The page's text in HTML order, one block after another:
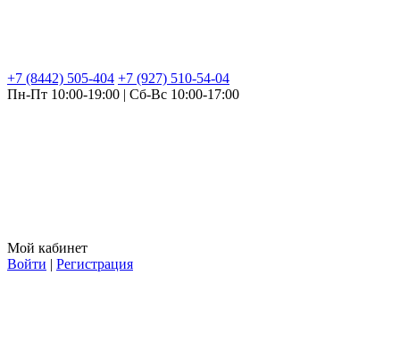
+7 (8442) 505-404 +7 (927) 510-54-04
Пн-Пт 10:00-19:00 | Сб-Вс 10:00-17:00
Мой кабинет
Войти | Регистрация